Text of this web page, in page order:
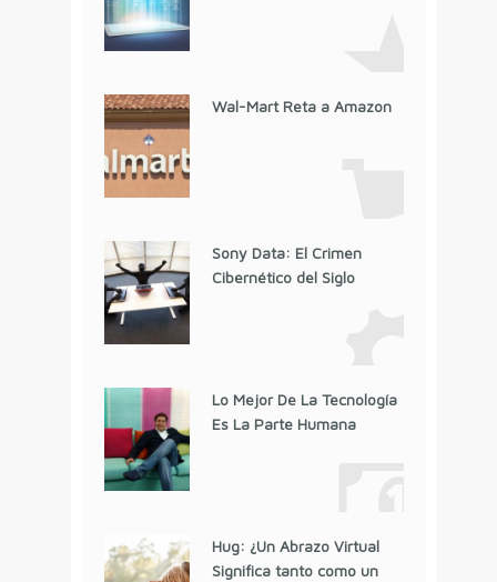
Wal-Mart Reta a Amazon
Sony Data: El Crimen
Cibernético del Siglo
Lo Mejor De La Tecnología
Es La Parte Humana
Hug: ¿Un Abrazo Virtual
Significa tanto como un